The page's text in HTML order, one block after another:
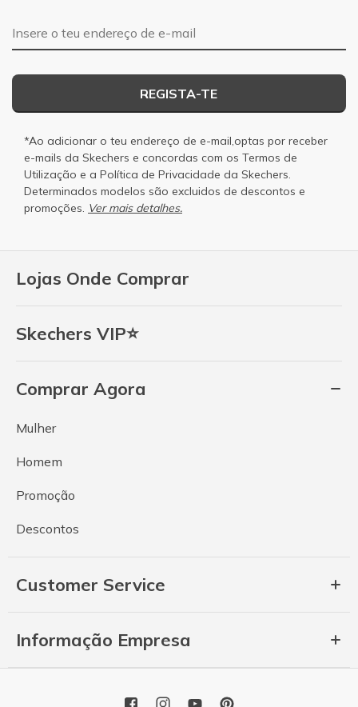
Lojas Onde Comprar
Skechers VIP⭐
Comprar Agora
Mulher
Homem
Promoção
Descontos
Customer Service
Informação Empresa
Endereço de e-mail
REGISTA-TE
*Ao adicionar o teu endereço de e-mail,optas por receber
e-mails da Skechers e concordas com os Termos de
Utilização e a Política de Privacidade da Skechers.
Determinados modelos são excluidos de descontos e
promoções. Ver mais detalhes.